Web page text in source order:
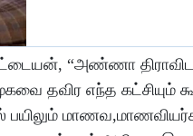
“அண்ணா
தவிர எந்த
பயிலும்